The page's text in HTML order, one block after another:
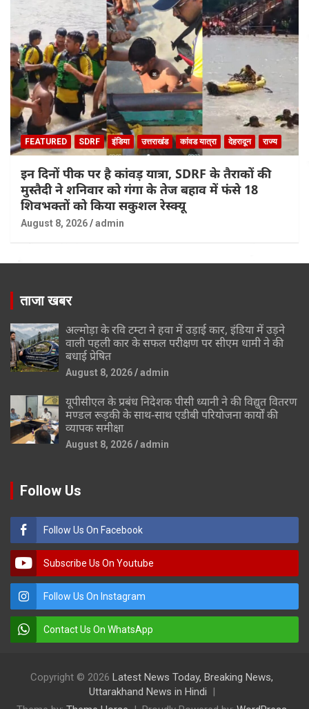
FEATURED SDRF इंडिया उत्तराखंड कांवड यात्रा देहरादून राज्य
इन दिनों पीक पर है कांवड़ यात्रा, SDRF के तैराकों की
मुस्तैदी ने शनिवार को गंगा के तेज बहाव में फंसे 18
शिवभक्तों को किया सकुशल रेस्क्यू
August 8, 2026 admin
ताजा खबर
अल्मोड़ा के रवि टम्टा ने हवा में उड़ाई कार, इंडिया में उड़ने
वाली पहली कार के सफल परीक्षण पर सीएम धामी ने की
बधाई प्रेषित
August 8, 2026 admin
यूपीसीएल के प्रबंध निदेशक पीसी ध्यानी ने की विद्युत वितरण
मण्डल रूड़की के साथ-साथ एडीबी परियोजना कार्यों की
व्यापक समीक्षा
August 8, 2026 admin
Follow Us
Follow Us On Facebook
Subscribe Us On Youtube
Follow Us On Instagram
Contact Us On WhatsApp
Copyright © 2026 Latest News Today, Breaking News,
Uttarakhand News in Hindi